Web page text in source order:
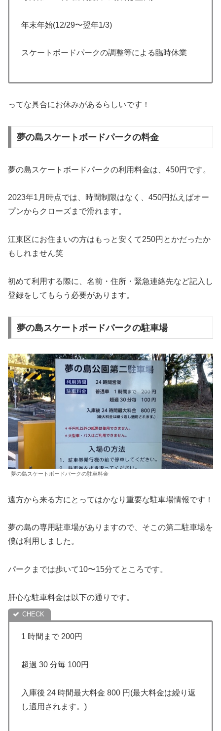
年末年始(12/29〜翌年1/3)
スケートボードパークの調整等による臨時休業
ってな具合にお休みがあるらしいです！
夢の島スケートボードパークの料金
夢の島スケートボードパークの利用料金は、450円です。
2023年1月時点では、時間制限はなく、450円払えばオー
プンからクローズまで滑れます。
江東区にお住まいの方はもっと安くて250円とかだったか
もしれません笑
初めて利用する際に、名前・住所・緊急連絡先など記入し
登録をしてもらう必要があります。
夢の島スケートボードパークの駐車場
夢の島スケートボードパークの駐車料金
遠方から来る方にとってはかなり重要な駐車場情報です！
夢の島の専用駐車場がありますので、そこの第二駐車場を
僕は利用しました。
パークまでは歩いて10〜15分てところです。
肝心な駐車料金は以下の通りです。
1 時間まで 200円
超過 30 分毎 100円
入庫後 24 時間最大料金 800 円(最大料金は繰り返
し適用されます。)